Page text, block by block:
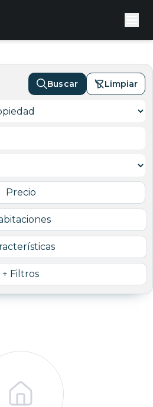
Precio
+ Filtros
Buscar Limpiar